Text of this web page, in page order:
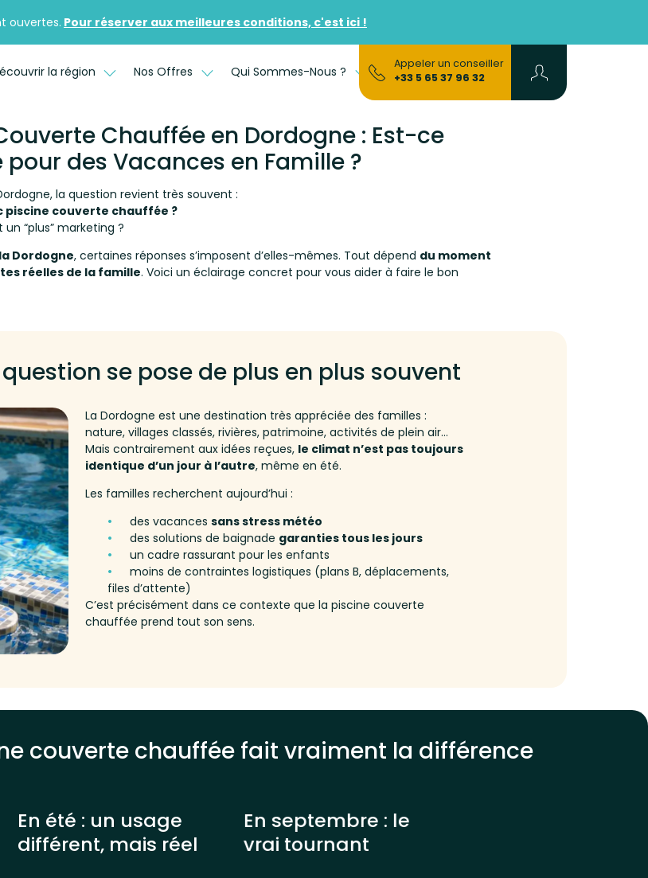
ouvertes. Pour réserver aux meilleures conditions, c'est ici !
la région Nos Offres Qui Sommes-Nous ? FAQs
Appeler un conseiller
+33 5 65 37 96 32
Chauffée en Dordogne : Est-ce
des Vacances en Famille ?
la question revient très souvent :
couverte chauffée ?
“plus” marketing ?
Dordogne, certaines réponses s’imposent d’elles-mêmes. Tout dépend du moment
réelles de la famille. Voici un éclairage concret pour vous aider à faire le bon
se pose de plus en plus souvent
La Dordogne est une destination très appréciée des familles :
nature, villages classés, rivières, patrimoine, activités de plein air…
Mais contrairement aux idées reçues, le climat n’est pas toujours
identique d’un jour à l’autre, même en été.
Les familles recherchent aujourd’hui :
des vacances sans stress météo
des solutions de baignade garanties tous les jours
un cadre rassurant pour les enfants
moins de contraintes logistiques (plans B, déplacements,
files d’attente)
C’est précisément dans ce contexte que la piscine couverte
chauffée prend tout son sens.
couverte chauffée fait vraiment la différence
En été : un usage
différent, mais réel
En septembre : le
vrai tournant